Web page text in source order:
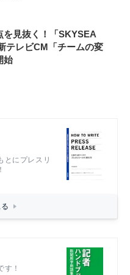
を見抜く！「SKYSEA
テレビCM「チームの変
始
とにプレスリ
す！